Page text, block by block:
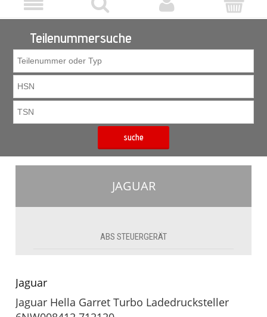
Teilenummersuche
suche
JAGUAR
ABS STEUERGERÄT
Jaguar
Jaguar Hella Garret Turbo Ladedrucksteller